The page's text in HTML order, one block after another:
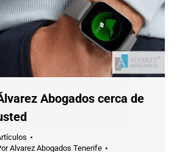
Abogados cerca de
Alvarez Abogados Tenerife